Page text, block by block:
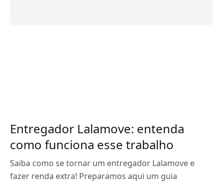
Entregador Lalamove: entenda
como funciona esse trabalho
Saiba como se tornar um entregador Lalamove e
fazer renda extra! Preparamos aqui um guia